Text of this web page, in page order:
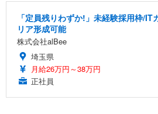
「定員残りわずか!」未経験採用枠/IT
リア形成可能
株式会社alBee
埼玉県
月給26万円～38万円
正社員